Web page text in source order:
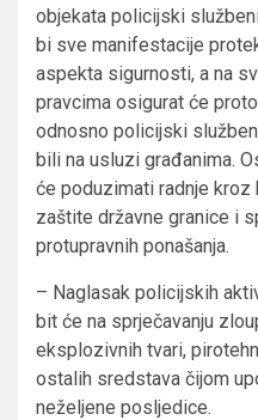
objekata policijski
bi sve manifestacije
aspekta sigurnosti, a na
pravcima osigurat će
odnosno policijski
bili na usluzi građanima.
će poduzimati radnje
zaštite državne granice i
protupravnih ponašanja.
– Naglasak policijskih
bit će na sprječavanju
eksplozivnih tvari,
ostalih sredstava čijom
neželjene posljedice.